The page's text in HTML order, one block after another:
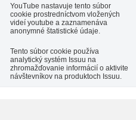
YouTube nastavuje tento súbor
cookie prostredníctvom vložených
videí youtube a zaznamenáva
anonymné štatistické údaje.
Tento súbor cookie používa
analytický systém Issuu na
zhromažďovanie informácií o aktivite
návštevníkov na produktoch Issuu.